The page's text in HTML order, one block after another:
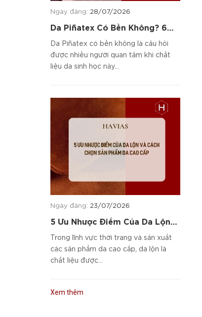
Ngày đăng: 28/07/2026
Da Piñatex Có Bền Không? 6
Tiêu Chí Đánh Giá Chất Liệu
Da Piñatex có bền không là câu hỏi
được nhiều người quan tâm khi chất
liệu da sinh học này...
Ngày đăng: 23/07/2026
5 Ưu Nhược Điểm Của Da Lộn
Và Cách Chọn Sản Phẩm Da
Cao Cấp
Trong lĩnh vực thời trang và sản xuất
các sản phẩm da cao cấp, da lộn là
chất liệu được...
Xem thêm